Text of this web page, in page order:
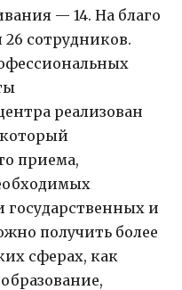
— 14. На благо
сотрудников.
реализован
приема,
государственных и
получить более
сферах, как